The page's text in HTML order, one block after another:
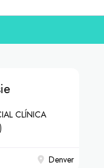
CLÍNICA
Denver